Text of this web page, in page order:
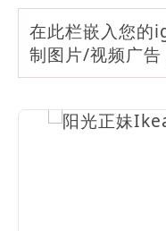
在此栏嵌入您的
制图片/视频广告